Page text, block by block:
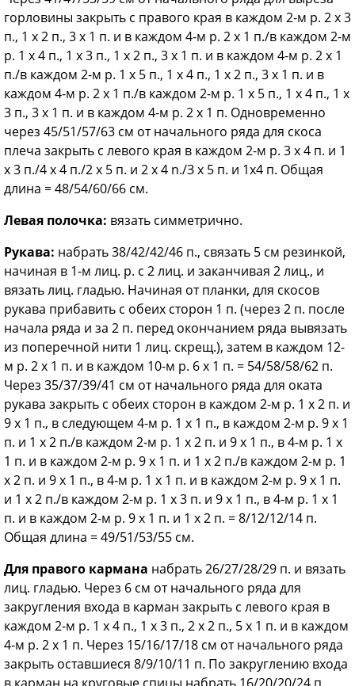
горловины закрыть с правого края в каждом 2-м р. 2 х 3
п., 1 х 2 п., 3 х 1 п. и в каждом 4-м р. 2 х 1 п./в каждом 2-м
р. 1 х 4 п., 1 х 3 п., 1 х 2 п., 3 х 1 п. и в каждом 4-м р. 2 х 1
п./в каждом 2-м р. 1 х 5 п., 1 х 4 п., 1 х 2 п., 3 х 1 п. и в
каждом 4-м р. 2 х 1 п./в каждом 2-м р. 1 х 5 п., 1 х 4 п., 1 х
3 п., 3 х 1 п. и в каждом 4-м р. 2 x 1 п. Одновременно
через 45/51/57/63 см от начального ряда для скоса
плеча закрыть с левого края в каждом 2-м р. 3 х 4 п. и 1
х 3 п./4 х 4 п./2 х 5 п. и 2 х 4 n./З х 5 п. и 1x4 п. Общая
длина = 48/54/60/66 см.
Левая полочка: вязать симметрично.
Рукава: набрать 38/42/42/46 п., связать 5 см резинкой,
начиная в 1-м лиц. р. с 2 лиц. и заканчивая 2 лиц., и
вязать лиц. гладью. Начиная от планки, для скосов
рукава прибавить с обеих сторон 1 п. (через 2 п. после
начала ряда и за 2 п. перед окончанием ряда вывязать
из поперечной нити 1 лиц. скрещ.), затем в каждом 12-
м р. 2 х 1 п. и в каждом 10-м р. 6 х 1 п. = 54/58/58/62 п.
Через 35/37/39/41 см от начального ряда для оката
рукава закрыть с обеих сторон в каждом 2-м р. 1 х 2 п. и
9 х 1 п., в следующем 4-м р. 1 х 1 п., в каждом 2-м р. 9 x 1
п. и 1 х 2 п./в каждом 2-м р. 1 х 2 п. и 9 х 1 п., в 4-м р. 1 х
1 п. и в каждом 2-м р. 9 x 1 п. и 1 х 2 п./в каждом 2-м р. 1
х 2 п. и 9 х 1 п., в 4-м р. 1 х 1 п. и в каждом 2-м р. 9 х 1 п.
и 1 х 2 п./в каждом 2-м р. 1 х 3 п. и 9 х 1 п., в 4-м р. 1 х 1
п. и в каждом 2-м р. 9 х 1 п. и 1 x 2 п. = 8/12/12/14 п.
Общая длина = 49/51/53/55 см.
Для правого кармана набрать 26/27/28/29 п. и вязать
лиц. гладью. Через 6 см от начального ряда для
закругления входа в карман закрыть с левого края в
каждом 2-м р. 1 х 4 п., 1 х 3 п., 2 х 2 п., 5 х 1 п. и в каждом
4-м р. 2 х 1 п. Через 15/16/17/18 см от начального ряда
закрыть оставшиеся 8/9/10/11 п. По закруглению входа
в карман на круговые спицы набрать 16/20/20/24 п.,